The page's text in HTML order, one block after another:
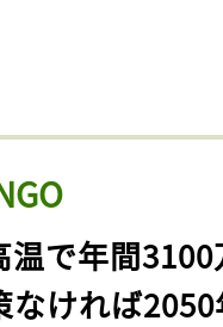
温で年間
なければ